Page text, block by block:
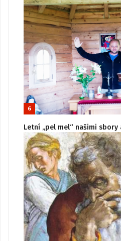
6
Letní „pel mel“ našimi sbory